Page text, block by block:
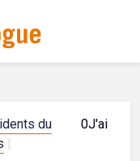
du
0J'aime